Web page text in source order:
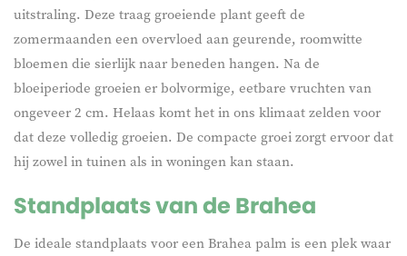
uitstraling. Deze traag groeiende plant geeft de
zomermaanden een overvloed aan geurende, roomwitte
bloemen die sierlijk naar beneden hangen. Na de
bloeiperiode groeien er bolvormige, eetbare vruchten van
ongeveer 2 cm. Helaas komt het in ons klimaat zelden voor
dat deze volledig groeien. De compacte groei zorgt ervoor dat
hij zowel in tuinen als in woningen kan staan.
Standplaats van de Brahea
De ideale standplaats voor een Brahea palm is een plek waar